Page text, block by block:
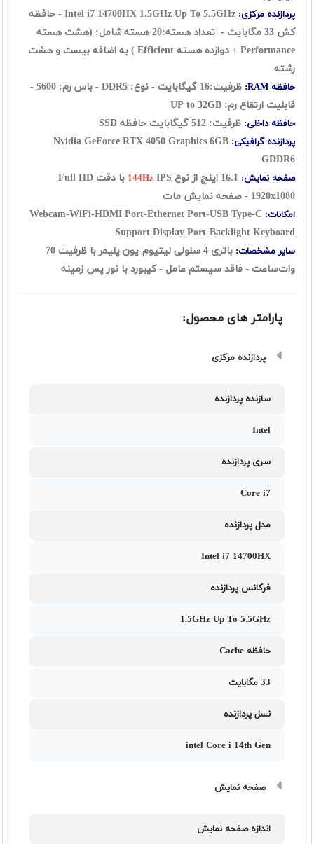
پردازنده مرکزی:
Intel i7 14700HX 1.5GHz Up To 5.5GHz - حافظه
کش 33 مگابایت - تعداد هسته:20 هسته شامل: (هشت هسته
Performance + دوازده هسته Efficient ) به اضافه بیست و هشت
رشته
حافظه RAM:
ظرفیت:16 گیگابایت - نوع: DDR5 - باس رم: 5600 -
قابلیت ارتقاع رم: UP to 32GB
حافظه داخلی: ظرفیت: 512 گیگابایت حافظه SSD
پردازنده گرافیکی: Nvidia GeForce RTX 4050 Graphics 6GB
GDDR6
صفحه نمایش: 144Hz
IPS با دقت Full HD
1920x1080 - صفحه نمایش مات
امکانات: Webcam-WiFi-HDMI Port-Ethernet Port-USB Type-C
Support Display Port-Backlight Keyboard
سایر مشخصات:
باتری 4 سلولی لیتیوم-یون پلیمر با ظرفیت 70
وات‌ساعت - فاقد سیستم عامل - کیبورد با نور پس زمینه
پارامتر های محصول:
پردازنده مرکزی
سازنده پردازنده
Intel
سری پردازنده
Core i7
مدل پردازنده
Intel i7 14700HX
فرکانس پردازنده
1.5GHz Up To 5.5GHz
حافظه Cache
33 مگابایت
نسل پردازنده
intel Core i 14th Gen
صفحه نمایش
اندازه صفحه نمایش